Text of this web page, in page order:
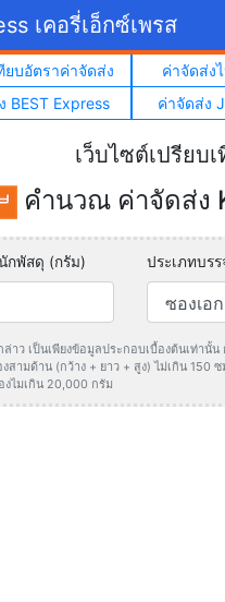
เคอรี่เอ็กซ์เพรส
ยบอัตราค่าจัดส่ง ค่าจัดส่ง
BEST Express
ค่าจัดส่ง
เว็บไซต์เปรียบ
คำนวณ ค่าจัดส่ง
กพัสดุ (กรัม) ประเภทบร
าว เป็นเพียงข้อมูลประกอบเบื้องต้นเท่านั้
สามด้าน (กว้าง + ยาว + สูง) ไม่เกิน 150 ซ
ไมเกิน 20,000 กรัม